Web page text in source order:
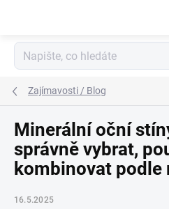
Zajímavosti / Blog
Minerální oční
správně vybrat,
kombinovat
16.5.2025